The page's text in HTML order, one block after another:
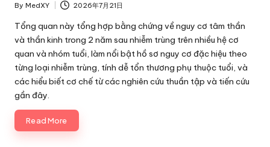
Posted
by
By MedXY 2026年7月21日
Tổng quan này tổng hợp bằng chứng về nguy cơ tâm thần
và thần kinh trong 2 năm sau nhiễm trùng trên nhiều hệ cơ
quan và nhóm tuổi, làm nổi bật hồ sơ nguy cơ đặc hiệu theo
từng loại nhiễm trùng, tính dễ tổn thương phụ thuộc tuổi, và
các hiểu biết cơ chế từ các nghiên cứu thuần tập và tiến cứu
gần đây.
Read More